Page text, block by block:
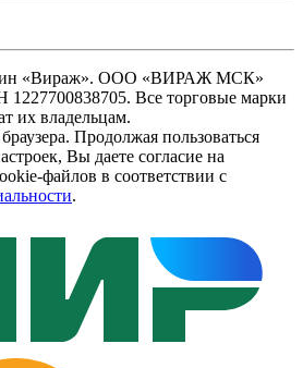
«Вираж». ООО «ВИРАЖ МСК»
Все торговые марки
их владельцам.
Продолжая пользоваться
Вы даете согласие на
файлов в соответствии с
.